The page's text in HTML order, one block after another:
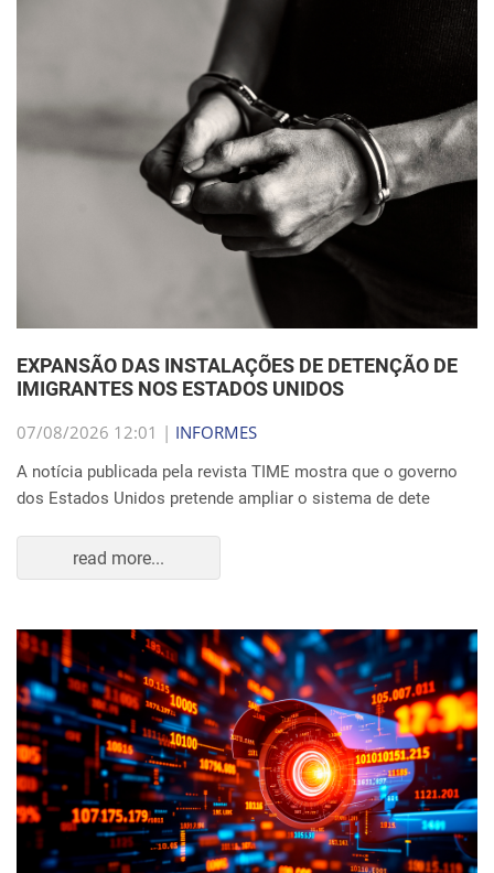
EXPANSÃO DAS INSTALAÇÕES DE DETENÇÃO DE
IMIGRANTES NOS ESTADOS UNIDOS
07/08/2026 12:01 | INFORMES
A notícia publicada pela revista TIME mostra que o governo
dos Estados Unidos pretende ampliar o sistema de dete
read more...